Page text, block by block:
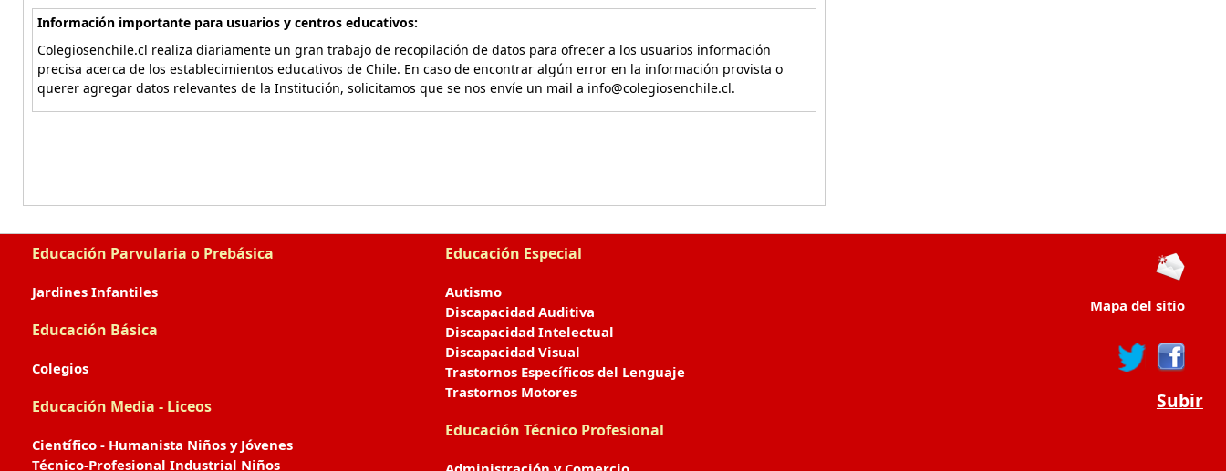
Información importante para usuarios y centros educativos:
Colegiosenchile.cl realiza diariamente un gran trabajo de recopilación de datos para ofrecer a los usuarios información
precisa acerca de los establecimientos educativos de Chile. En caso de encontrar algún error en la información provista o
querer agregar datos relevantes de la Institución, solicitamos que se nos envíe un mail a info@colegiosenchile.cl.
Educación Parvularia o Prebásica
Jardines Infantiles
Educación Básica
Colegios
Educación Media - Liceos
Científico - Humanista Niños y Jóvenes
Técnico-Profesional Industrial Niños
Educación Especial
Autismo
Discapacidad Auditiva
Discapacidad Intelectual
Discapacidad Visual
Trastornos Específicos del Lenguaje
Trastornos Motores
Educación Técnico Profesional
Mapa del sitio
Subir